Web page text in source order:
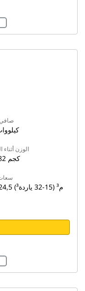
صافي
607
الوزن أثناء
105882 كجم
11,5-24,5 م³ (15-32 ياردة³)